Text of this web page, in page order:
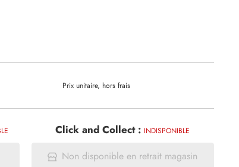
Prix unitaire, hors frais
Click and Collect : INDISPONIBLE
Non disponible en retrait magasin